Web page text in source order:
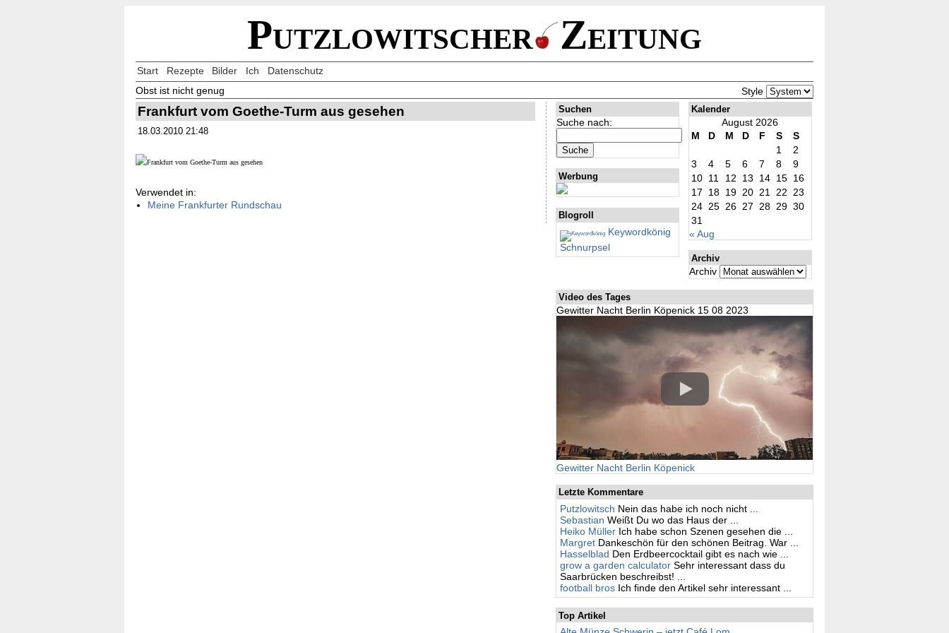
Putzlowitscher Zeitung
Start Rezepte Bilder Ich
Datenschutz
Obst ist nicht genug
Style
Frankfurt vom Goethe-Turm aus gesehen
18.03.2010 21:48
Verwendet in:
Meine Frankfurter Rundschau
Suchen
Suche nach:
Werbung
Blogroll
Keywordkönig
Schnurpsel
Kalender
August 2026
M
D M D F S
S
1
2
3
4 5 6 7 8
9
10 11 12 13 14 15 16
17
18 19 20 21 22
23
24 25 26 27 28 29 30
31
« Aug
Archiv
Archiv
Video des Tages
Gewitter Nacht Berlin Köpenick 15 08 2023
Gewitter Nacht Berlin Köpenick
Letzte Kommentare
Putzlowitsch Nein das habe ich noch nicht ...
Sebastian Weißt Du wo das Haus der ...
Heiko Müller Ich habe schon Szenen gesehen die ...
Margret Dankeschön für den schönen Beitrag. War ...
Hasselblad Den Erdbeercocktail gibt es nach wie ...
grow a garden calculator Sehr interessant dass du
Saarbrücken beschreibst! ...
football bros Ich finde den Artikel sehr interessant ...
Top Artikel